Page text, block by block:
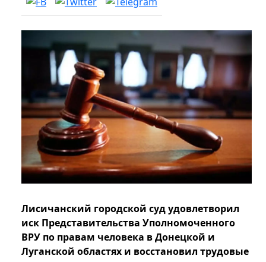
Лисичанский городской суд удовлетворил
иск Представительства Уполномоченного
ВРУ по правам человека в Донецкой и
Луганской областях и восстановил трудовые